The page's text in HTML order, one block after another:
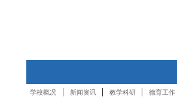
学校概况 | 新闻资讯 | 教学科研 | 德育工作